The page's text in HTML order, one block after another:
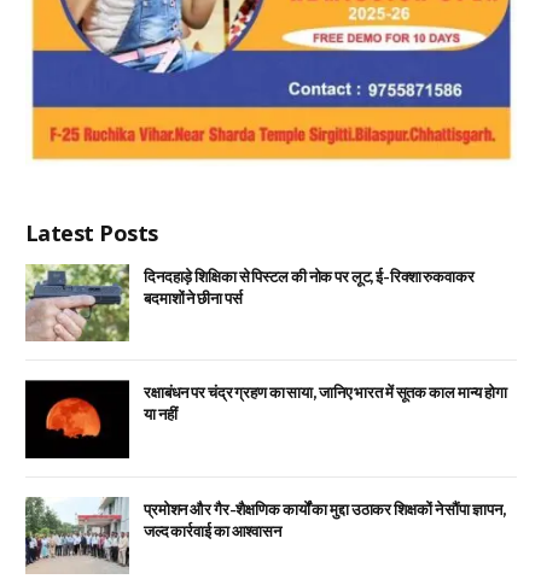
Latest Posts
दिनदहाड़े शिक्षिका से पिस्टल की नोक पर लूट, ई-रिक्शा रुकवाकर
बदमाशों ने छीना पर्स
रक्षाबंधन पर चंद्र ग्रहण का साया, जानिए भारत में सूतक काल मान्य होगा
या नहीं
प्रमोशन और गैर-शैक्षणिक कार्यों का मुद्दा उठाकर शिक्षकों ने सौंपा ज्ञापन,
जल्द कार्रवाई का आश्वासन